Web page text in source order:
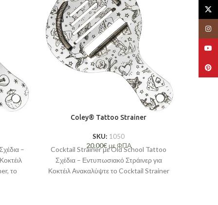
–
το
Coley® Tattoo Strainer
SKU: 1050
20,00€με ΦΠΑ
Cocktail Strainer με Old School Tattoo
Σχέδια – Εντυπωσιακό Στράινερ για
Κοκτέιλ Ανακαλύψτε το Cocktail Strainer